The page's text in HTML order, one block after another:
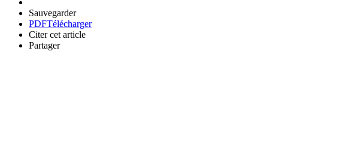
Sauvegarder
PDFTélécharger
Citer cet article
Partager